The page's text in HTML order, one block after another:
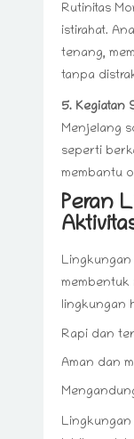
Rutinitas
istirahat.
tenang,
tanpa
5. Kegiatan
Menjelang
seperti
membantu
Peran
Lingkungan
membentuk
lingkungan
Rapi dan
Aman dan
Lingkungan